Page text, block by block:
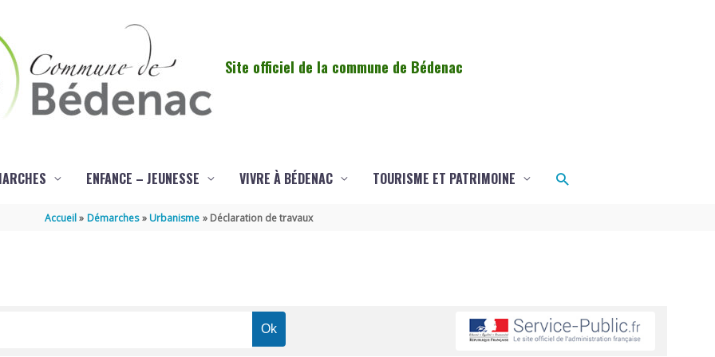
Site officiel de la commune de Bédenac
ENFANCE – JEUNESSE VIVRE À BÉDENAC TOURISME ET PATRIMOINE Rechercher
Accueil Démarches Urbanisme Déclaration de travaux